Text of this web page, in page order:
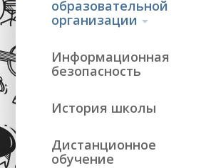
образовательной
организации
Информационная
безопасность
История школы
Дистанционное
обучение